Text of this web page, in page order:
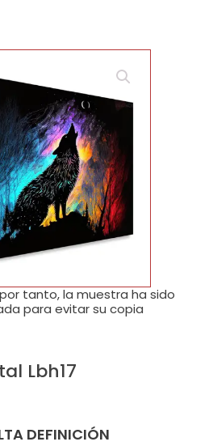
🔍
tanto, la muestra ha sido
para evitar su copia
Lbh17
DEFINICIÓN